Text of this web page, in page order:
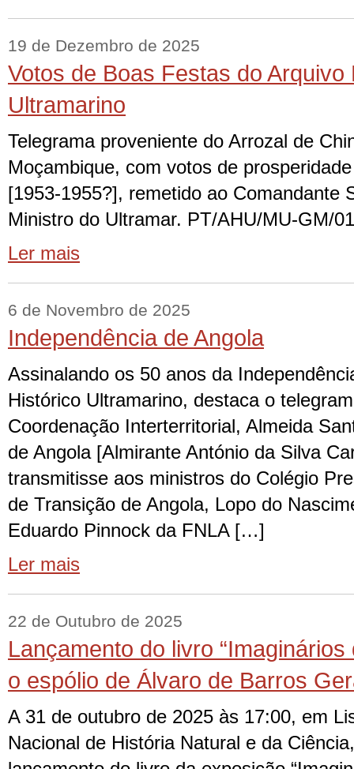
19 de Dezembro de 2025
Votos de Boas Festas do Arquivo
Ultramarino
Telegrama proveniente do Arrozal de
Moçambique, com votos de
[1953-1955?], remetido ao Comandante
Ministro do Ultramar. PT/AHU/MU-GM/
Ler mais
6 de Novembro de 2025
Independência de Angola
Assinalando os 50 anos da
Histórico Ultramarino, destaca o
Coordenação Interterritorial, Almeida
de Angola [Almirante António da Silva
transmitisse aos ministros do Colégio
de Transição de Angola, Lopo do
Eduardo Pinnock da FNLA […]
Ler mais
22 de Outubro de 2025
Lançamento do livro
o espólio de Álvaro de Barros
A 31 de outubro de 2025 às 17:00, em
Nacional de História Natural e da